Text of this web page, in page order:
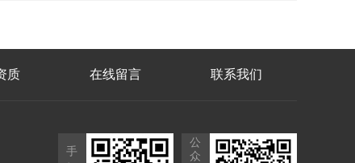
质 在线留言 联系我们
手
公
众